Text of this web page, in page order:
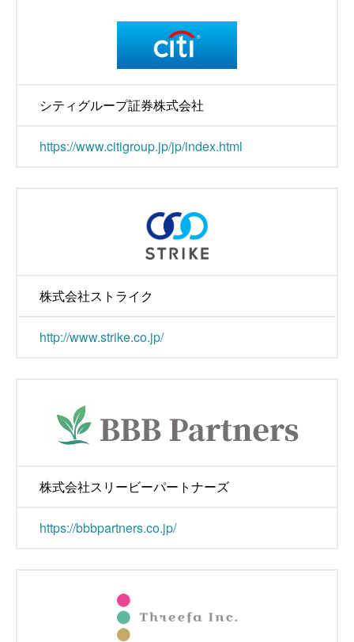
シティグループ証券株式会社
https://www.citigroup.jp/jp/index.html
株式会社ストライク
http://www.strike.co.jp/
株式会社スリービーパートナーズ
https://bbbpartners.co.jp/